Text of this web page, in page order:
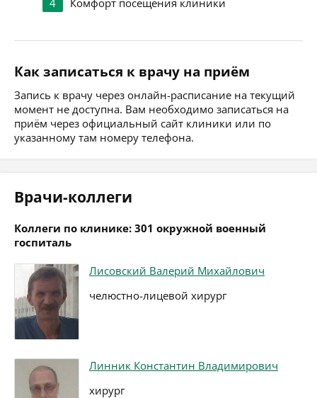
4 Комфорт посещения клиники
Как записаться к врачу на приём
Запись к врачу через онлайн-расписание на текущий
момент не доступна. Вам необходимо записаться на
приём через официальный сайт клиники или по
указанному там номеру телефона.
Врачи-коллеги
Коллеги по клинике: 301 окружной военный
госпиталь
Лисовский Валерий Михайлович
челюстно-лицевой хирург
Линник Константин Владимирович
хирург